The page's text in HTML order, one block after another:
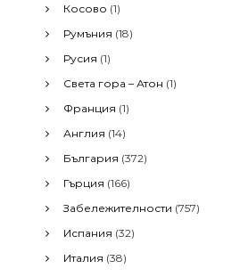
o
r
Косово (1)
Румъния (18)
Русия (1)
Света гора – Атон (1)
Франция (1)
Англия (14)
България (372)
Гърция (166)
Забележителности (757)
Испания (32)
Италия (38)